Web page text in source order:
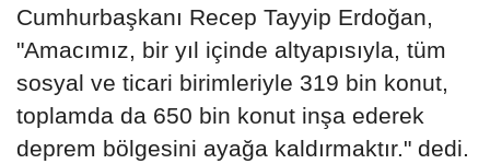
Cumhurbaşkanı Recep Tayyip Erdoğan,
"Amacımız, bir yıl içinde altyapısıyla, tüm
sosyal ve ticari birimleriyle 319 bin konut,
toplamda da 650 bin konut inşa ederek
deprem bölgesini ayağa kaldırmaktır." dedi.